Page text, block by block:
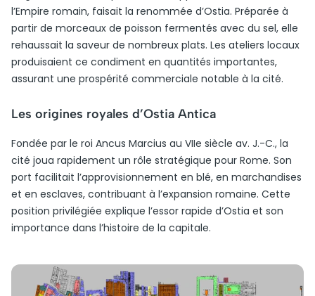
l’Empire romain, faisait la renommée d’Ostia. Préparée à
partir de morceaux de poisson fermentés avec du sel, elle
rehaussait la saveur de nombreux plats. Les ateliers locaux
produisaient ce condiment en quantités importantes,
assurant une prospérité commerciale notable à la cité.
Les origines royales d’Ostia Antica
Fondée par le roi Ancus Marcius au VIIe siècle av. J.-C., la
cité joua rapidement un rôle stratégique pour Rome. Son
port facilitait l’approvisionnement en blé, en marchandises
et en esclaves, contribuant à l’expansion romaine. Cette
position privilégiée explique l’essor rapide d’Ostia et son
importance dans l’histoire de la capitale.